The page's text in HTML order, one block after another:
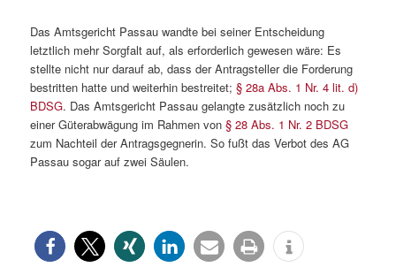
Das Amtsgericht Passau wandte bei seiner Entscheidung
letztlich mehr Sorgfalt auf, als erforderlich gewesen wäre: Es
stellte nicht nur darauf ab, dass der Antragsteller die Forderung
bestritten hatte und weiterhin bestreitet;§ 28a Abs. 1 Nr. 4 lit. d)
BDSG. Das Amtsgericht Passau gelangte zusätzlich noch zu
einer Güterabwägung im Rahmen von§ 28 Abs. 1 Nr. 2 BDSG
zum Nachteil der Antragsgegnerin. So fußt das Verbot des AG
Passau sogar auf zwei Säulen.